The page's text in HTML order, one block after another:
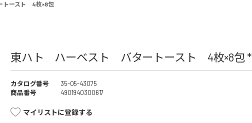
ースト 4枚×8包
東ハト ハーベスト バタートースト 4枚×8包 *
カタログ番号
35-05-43075
商品番号
4901940300617
マイリストに登録する